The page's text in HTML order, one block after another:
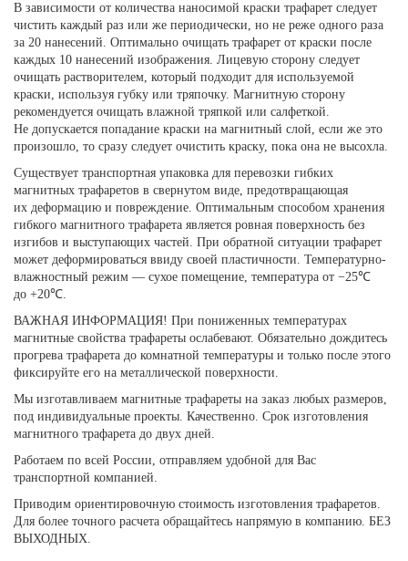
В зависимости от количества наносимой краски трафарет следует
чистить каждый раз или же периодически, но не реже одного раза
за 20 нанесений. Оптимально очищать трафарет от краски после
каждых 10 нанесений изображения. Лицевую сторону следует
очищать растворителем, который подходит для используемой
краски, используя губку или тряпочку. Магнитную сторону
рекомендуется очищать влажной тряпкой или салфеткой.
Не допускается попадание краски на магнитный слой, если же это
произошло, то сразу следует очистить краску, пока она не высохла.
Существует транспортная упаковка для перевозки гибких
магнитных трафаретов в свернутом виде, предотвращающая
их деформацию и повреждение. Оптимальным способом хранения
гибкого магнитного трафарета является ровная поверхность без
изгибов и выступающих частей. При обратной ситуации трафарет
может деформироваться ввиду своей пластичности. Температурно-
влажностный режим — сухое помещение, температура от −25℃
до +20℃.
ВАЖНАЯ ИНФОРМАЦИЯ! При пониженных температурах
магнитные свойства трафареты ослабевают. Обязательно дождитесь
прогрева трафарета до комнатной температуры и только после этого
фиксируйте его на металлической поверхности.
Мы изготавливаем магнитные трафареты на заказ любых размеров,
под индивидуальные проекты. Качественно. Срок изготовления
магнитного трафарета до двух дней.
Работаем по всей России, отправляем удобной для Вас
транспортной компанией.
Приводим ориентировочную стоимость изготовления трафаретов.
Для более точного расчета обращайтесь напрямую в компанию. БЕЗ
ВЫХОДНЫХ.